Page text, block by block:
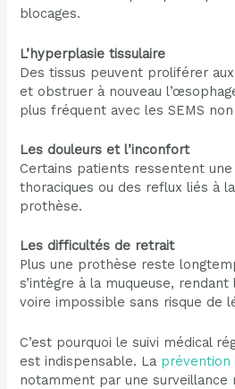
blocages.
L’hyperplasie tissulaire
Des tissus peuvent proliférer
et obstruer à nouveau
plus fréquent avec les SEMS
Les douleurs et l’inconfort
Certains patients ressentent
thoraciques ou des reflux liés à
prothèse.
Les difficultés de retrait
Plus une prothèse reste
s’intègre à la muqueuse,
voire impossible sans risque de
C’est pourquoi le suivi médical
est indispensable. La prévention
notamment par une surveillance